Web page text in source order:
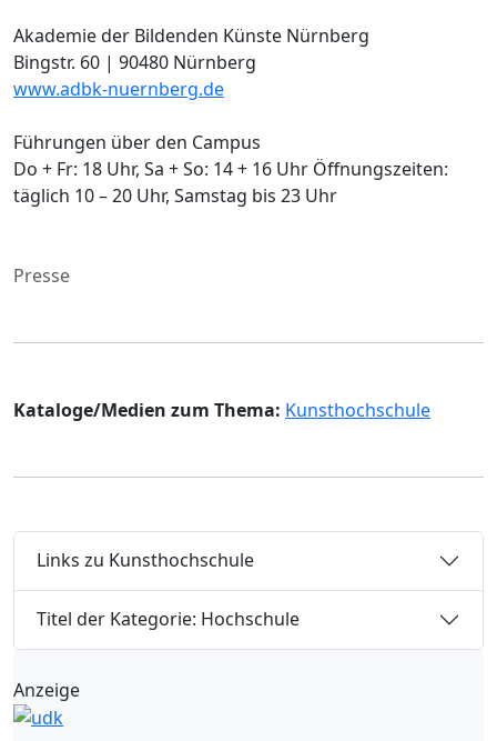
Akademie der Bildenden Künste Nürnberg
Bingstr. 60 | 90480 Nürnberg
www.adbk-nuernberg.de
Führungen über den Campus
Do + Fr: 18 Uhr, Sa + So: 14 + 16 Uhr Öffnungszeiten:
täglich 10 – 20 Uhr, Samstag bis 23 Uhr
Presse
Kataloge/Medien zum Thema: Kunsthochschule
Links zu Kunsthochschule
Titel der Kategorie: Hochschule
Anzeige